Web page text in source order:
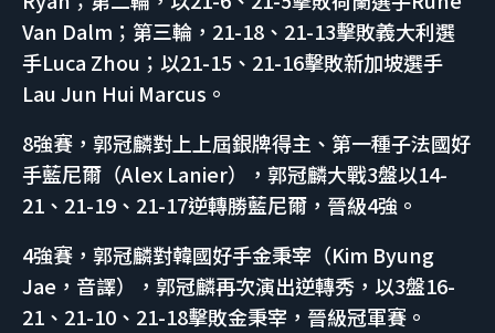
Van Dalm；第三輪，21-18、21-13擊敗義大利選
手Luca Zhou；以21-15、21-16擊敗新加坡選手
Lau Jun Hui Marcus。
8強賽，郭冠麟對上上屆銀牌得主、第一種子法國好
手藍尼爾（Alex Lanier），郭冠麟大戰3盤以14-
21、21-19、21-17逆轉勝藍尼爾，晉級4強。
4強賽，郭冠麟對韓國好手金秉宰（Kim Byung
Jae，音譯），郭冠麟再次演出逆轉秀，以3盤16-
21、21-10、21-18擊敗金秉宰，晉級冠軍賽。